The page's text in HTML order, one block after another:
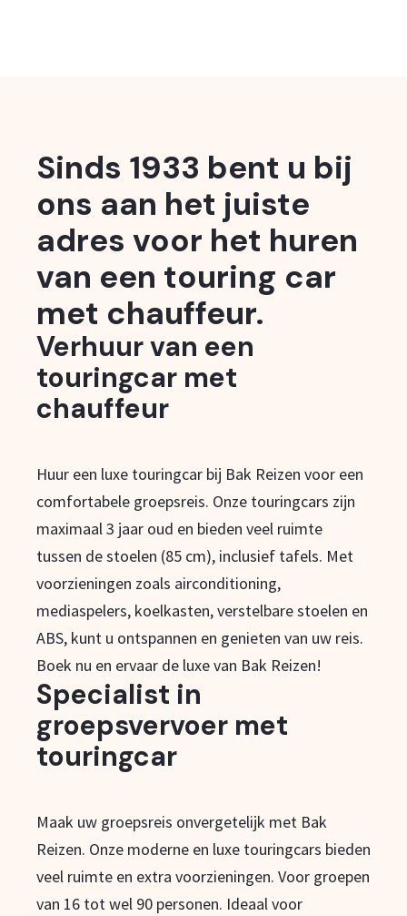
Sinds 1933 bent u bij
ons aan het juiste
adres voor het huren
van een touring car
met chauffeur.
Verhuur van een
touringcar met
chauffeur
Huur een luxe touringcar bij Bak Reizen voor een
comfortabele groepsreis. Onze touringcars zijn
maximaal 3 jaar oud en bieden veel ruimte
tussen de stoelen (85 cm), inclusief tafels. Met
voorzieningen zoals airconditioning,
mediaspelers, koelkasten, verstelbare stoelen en
ABS, kunt u ontspannen en genieten van uw reis.
Boek nu en ervaar de luxe van Bak Reizen!
Specialist in
groepsvervoer met
touringcar
Maak uw groepsreis onvergetelijk met Bak
Reizen. Onze moderne en luxe touringcars bieden
veel ruimte en extra voorzieningen. Voor groepen
van 16 tot wel 90 personen. Ideaal voor